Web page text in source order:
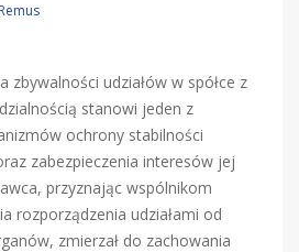
zbywalności udziałów w spółce z
stanowi jeden z
ochrony stabilności
zabezpieczenia interesów jej
przyznając wspólnikom
rozporządzenia udziałami od
zmierzał do zachowania